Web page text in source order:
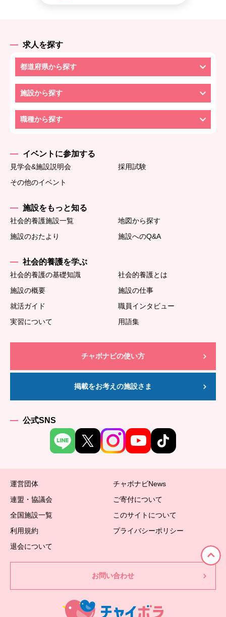
求人を探す
都道府県から探す
施設から探す
職種から探す
イベントに参加する
見学会&施設説明会
採用試験
その他のイベント
施設をもっと知る
社会的養護施設一覧
地図から探す
施設のおたより
施設へのQ&A
社会的養護を学ぶ
社会的養護の基礎知識
社会的養護とは
施設の概要
施設の仕事
就活ガイド
職員インタビュー
実習について
用語集
チャボナビの使い方
掲載をお考えの施設さま
公式SNS
運営団体
チャボナビNews
連盟・協議会
ご寄付について
全国施設一覧
このサイトについて
利用規約
プライバシーポリシー
退会について
お問い合わせ